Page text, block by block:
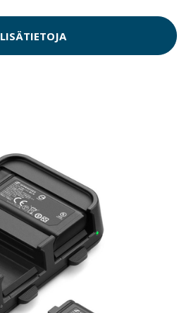
LISÄTIETOJA